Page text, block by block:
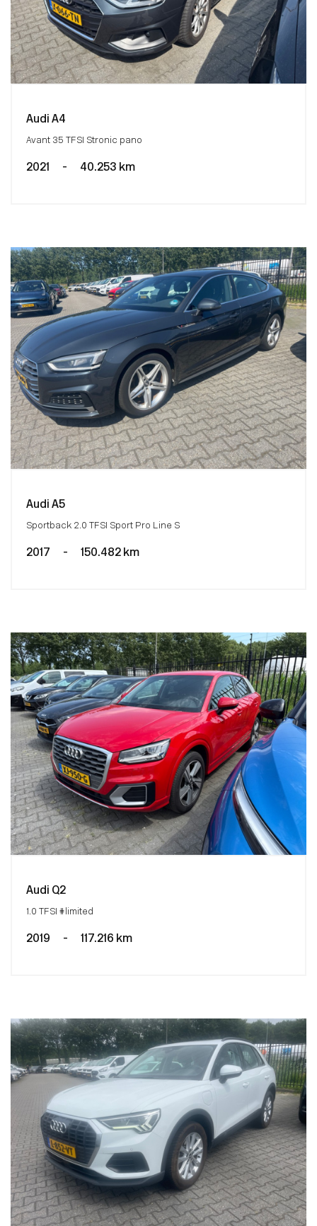
Audi A4
Avant 35 TFSI Stronic pano
2021 - 40.253 km
Audi A5
Sportback 2.0 TFSI Sport Pro Line S
2017 - 150.482 km
Audi Q2
1.0 TFSI #limited
2019 - 117.216 km